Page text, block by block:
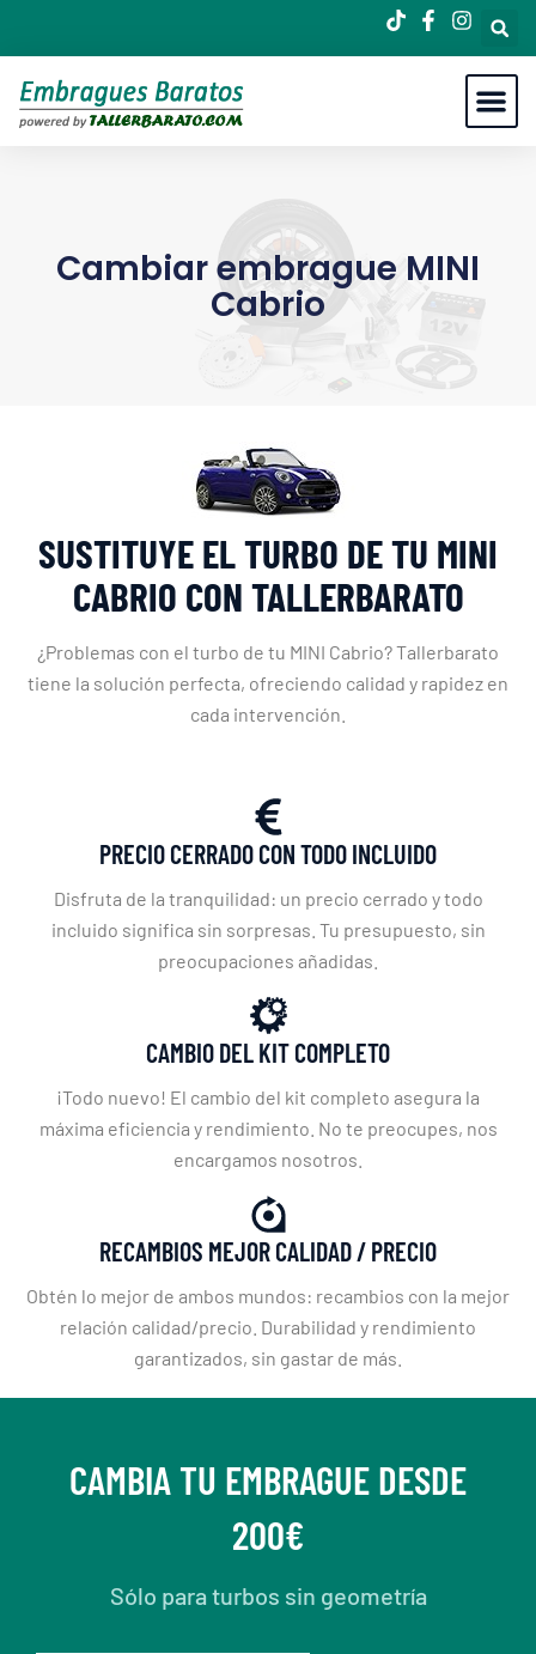
Cambiar embrague MINI
Cabrio
SUSTITUYE EL TURBO DE TU MINI
CABRIO CON TALLERBARATO
¿Problemas con el turbo de tu MINI Cabrio? Tallerbarato
tiene la solución perfecta, ofreciendo calidad y rapidez en
cada intervención.
PRECIO CERRADO CON TODO INCLUIDO
Disfruta de la tranquilidad: un precio cerrado y todo
incluido significa sin sorpresas. Tu presupuesto, sin
preocupaciones añadidas.
CAMBIO DEL KIT COMPLETO
¡Todo nuevo! El cambio del kit completo asegura la
máxima eficiencia y rendimiento. No te preocupes, nos
encargamos nosotros.
RECAMBIOS MEJOR CALIDAD / PRECIO
Obtén lo mejor de ambos mundos: recambios con la mejor
relación calidad/precio. Durabilidad y rendimiento
garantizados, sin gastar de más.
CAMBIA TU EMBRAGUE DESDE
200€
Sólo para turbos sin geometría